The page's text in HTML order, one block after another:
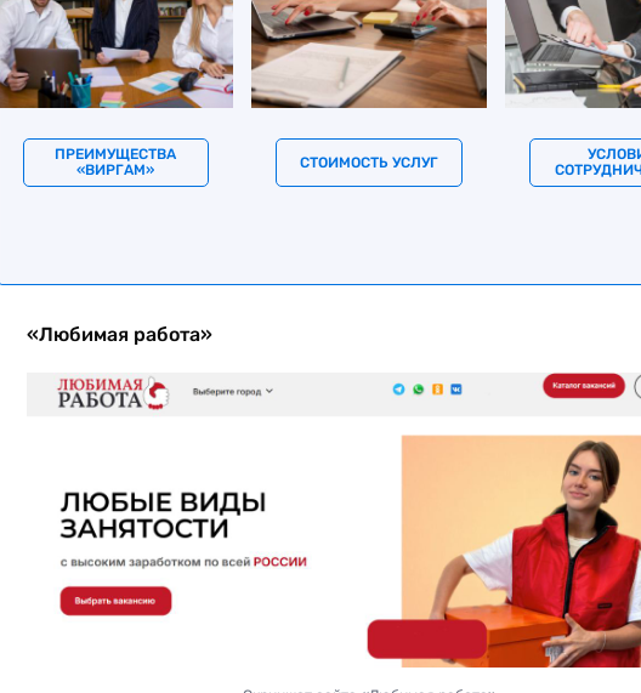
ПРЕИМУЩЕСТВА
«ВИРГАМ»
СТОИМОСТЬ УСЛУГ
«Любимая работа»